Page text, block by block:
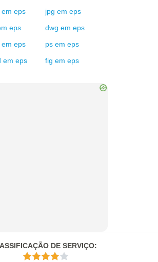
em eps jpg em eps
eps dwg em eps
em eps ps em eps
em eps fig em eps
DE SERVIÇO: